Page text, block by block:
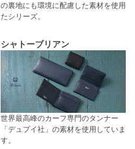
の裏地にも環境に配慮した素材を使用
たシリーズ。
シャトーブリアン
世界最高峰のカーフ専門のタンナー
「デュプイ社」の素材を使用していま
す。